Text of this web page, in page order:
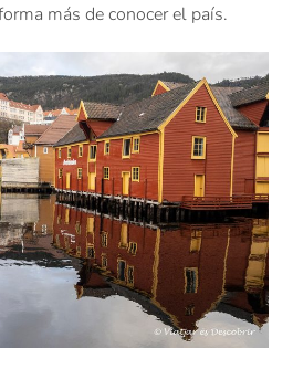
más de conocer el país.